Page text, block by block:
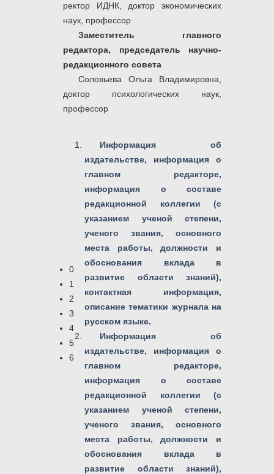
0
1
2
3
4
5
6
ректор ИДНК, доктор экономических
наук, профессор
Заместитель главного
редактора, председатель научно-
редакционного совета
Соловьева Ольга Владимировна,
доктор психологических наук,
профессор
Информация об
издательстве, информация о
главном редакторе,
информация о составе
редакционной коллегии (с
указанием ученой степени,
ученого звания, основного
места работы, должности и
обоснования вклада в
развитие области знаний),
контактная информация,
описание тематики журнала на
русском языке.
Информация об
издательстве, информация о
главном редакторе,
информация о составе
редакционной коллегии (с
указанием ученой степени,
ученого звания, основного
места работы, должности и
обоснования вклада в
развитие области знаний),